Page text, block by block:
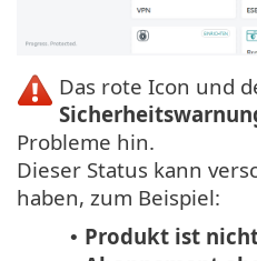
Das rote Icon und
Probleme hin.
Dieser Status kann
haben, zum Beispiel:
• Produkt ist